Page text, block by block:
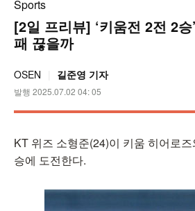
Sports
[2일 프리뷰] ‘키움전 2전 2
패 끊을까
OSEN 길준영 기자
발행 2025.07.02 04: 05
KT 위즈 소형준(24)이 키움 히어로
승에 도전한다.